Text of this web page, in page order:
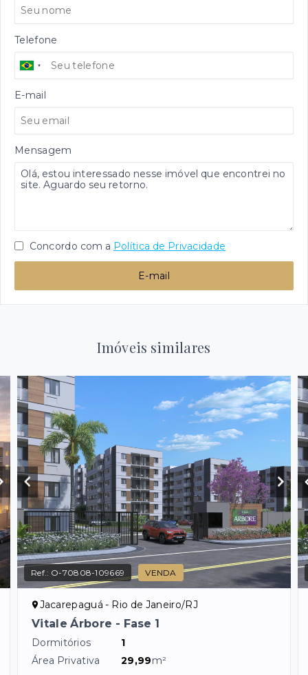
Telefone
E-mail
Mensagem
Concordo com a Política de Privacidade
E-mail
Imóveis similares
Ref.: O-70808-109669 VENDA
Jacarepaguá - Rio de Janeiro/RJ
Vitale Árbore - Fase 1
Dormitórios
1
Área Privativa
29,99m²